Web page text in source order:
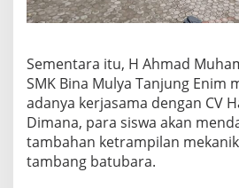
Sementara itu, H Ahmad
SMK Bina Mulya Tanjung Enim
adanya kerjasama dengan CV
Dimana, para siswa akan
tambahan ketrampilan
tambang batubara.